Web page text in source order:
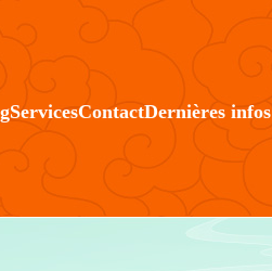
ServicesContactDernières infos